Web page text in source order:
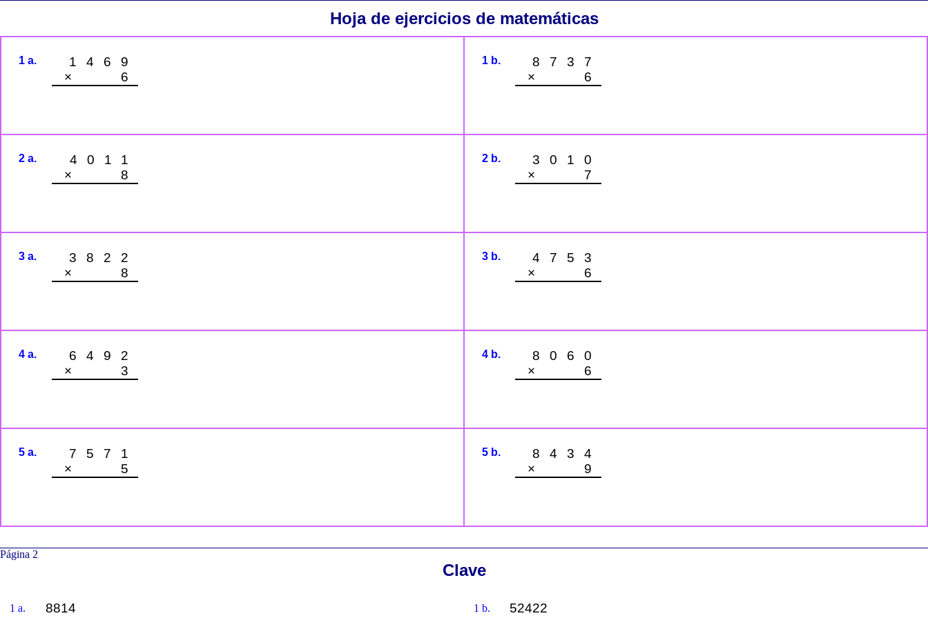
Hoja de ejercicios de matemáticas
1 a.
1469
× 6
1 b.
8737
× 6
2 a.
4011
× 8
2 b.
3010
× 7
3 a.
3822
× 8
3 b.
4753
× 6
4 a.
6492
× 3
4 b.
8060
× 6
5 a.
7571
× 5
5 b.
8434
× 9
Página 2
Clave
1 a. 8814 1 b. 52422